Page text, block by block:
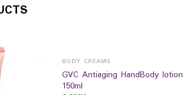
BODY CREAMS
GVC Antiaging HandBody lotion
150ml